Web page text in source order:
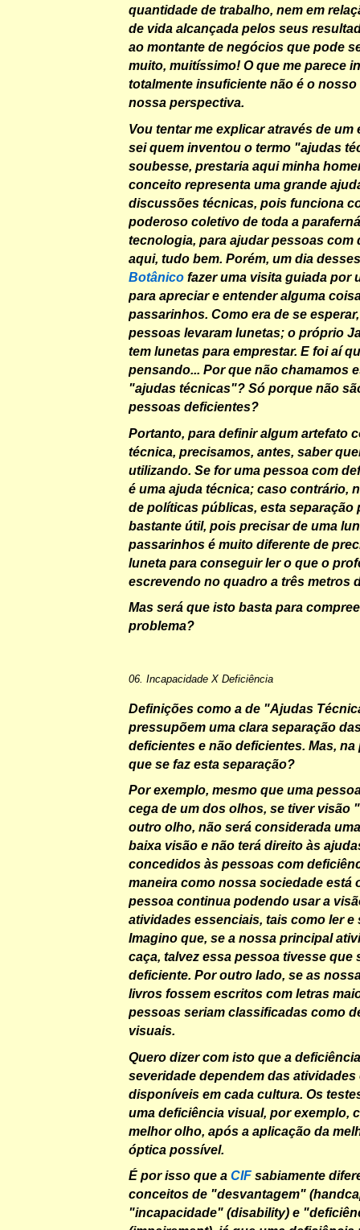
quantidade de trabalho, nem em
de vida alcançada pelos seus
ao montante de negócios que pode
muito, muitíssimo! O que me parece
totalmente insuficiente não é o nosso
nossa perspectiva.
Vou tentar me explicar através de um
sei quem inventou o termo "ajudas
soubesse, prestaria aqui minha
conceito representa uma grande
discussões técnicas, pois funciona
poderoso coletivo de toda a
tecnologia, para ajudar pessoas com
aqui, tudo bem. Porém, um dia
Botânico fazer uma visita guiada por
para apreciar e entender alguma
passarinhos. Como era de se
pessoas levaram lunetas; o próprio
tem lunetas para emprestar. E foi aí
pensando... Por que não chamamos
"ajudas técnicas"? Só porque não
pessoas deficientes?
Portanto, para definir algum artefato
técnica, precisamos, antes, saber
utilizando. Se for uma pessoa com
é uma ajuda técnica; caso contrário,
de políticas públicas, esta separação
bastante útil, pois precisar de uma
passarinhos é muito diferente de
luneta para conseguir ler o que o
escrevendo no quadro a três metros
Mas será que isto basta para
problema?
06. Incapacidade X Deficiência
Definições como a de "Ajudas
pressupõem uma clara separação
deficientes e não deficientes. Mas, na
que se faz esta separação?
Por exemplo, mesmo que uma
cega de um dos olhos, se tiver visão
outro olho, não será considerada
baixa visão e não terá direito às
concedidos às pessoas com
maneira como nossa sociedade está
pessoa continua podendo usar a
atividades essenciais, tais como ler e
Imagino que, se a nossa principal
caça, talvez essa pessoa tivesse que
deficiente. Por outro lado, se as
livros fossem escritos com letras
pessoas seriam classificadas como
visuais.
Quero dizer com isto que a
severidade dependem das
disponíveis em cada cultura. Os
uma deficiência visual, por exemplo,
melhor olho, após a aplicação da
óptica possível.
É por isso que a CIF sabiamente
conceitos de "desvantagem"
"incapacidade" (disability) e